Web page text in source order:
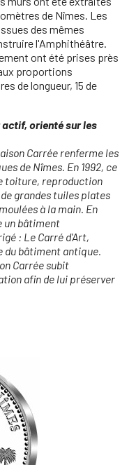
de Nîmes. Les
des mêmes
l'Amphithéâtre.
ont été prises près
proportions
de longueur, 15 de
orienté sur les
Carrée renferme les
de Nîmes. En 1992, ce
toiture, reproduction
grandes tuiles plates
à la main. En
un bâtiment
: Le Carré d'Art,
du bâtiment antique.
Carrée subit
afin de lui préserver